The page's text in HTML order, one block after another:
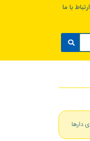
ارتباط با ما
دارها